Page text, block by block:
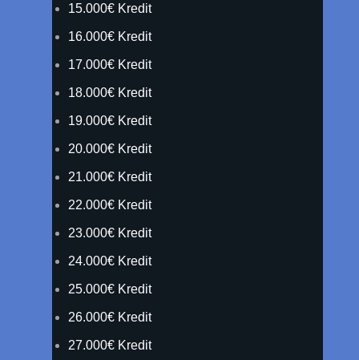
15.000€ Kredit
16.000€ Kredit
17.000€ Kredit
18.000€ Kredit
19.000€ Kredit
20.000€ Kredit
21.000€ Kredit
22.000€ Kredit
23.000€ Kredit
24.000€ Kredit
25.000€ Kredit
26.000€ Kredit
27.000€ Kredit